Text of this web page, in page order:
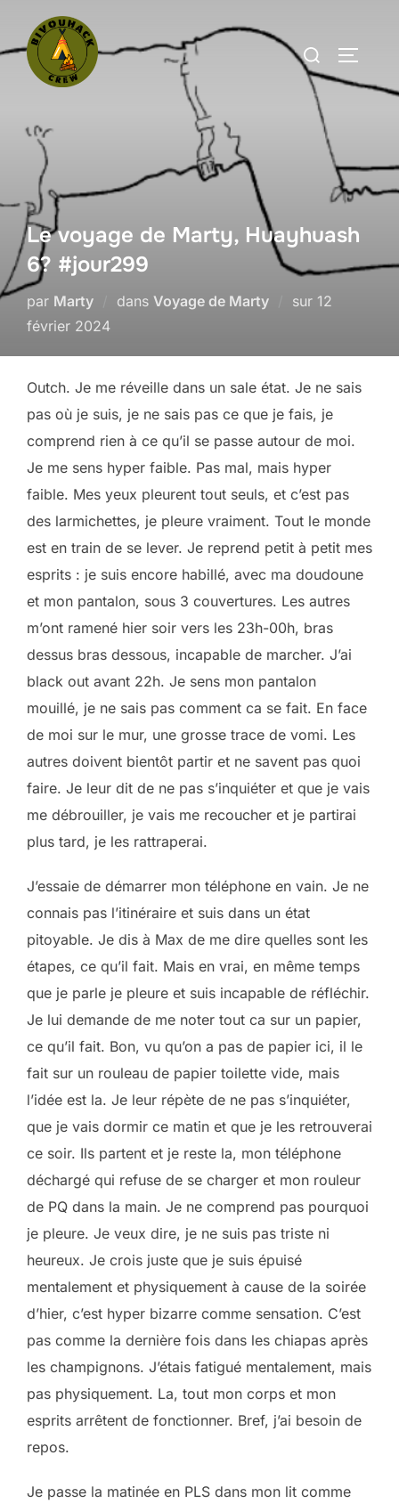
contenu
Rechercher :
Le voyage de Marty, Huayhuash
6? #jour299
par Marty dans Voyage de Marty sur Publié
12
février 2024
Outch. Je me réveille dans un sale état. Je ne sais
pas où je suis, je ne sais pas ce que je fais, je
comprend rien à ce qu’il se passe autour de moi.
Je me sens hyper faible. Pas mal, mais hyper
faible. Mes yeux pleurent tout seuls, et c’est pas
des larmichettes, je pleure vraiment. Tout le monde
est en train de se lever. Je reprend petit à petit mes
esprits : je suis encore habillé, avec ma doudoune
et mon pantalon, sous 3 couvertures. Les autres
m’ont ramené hier soir vers les 23h-00h, bras
dessus bras dessous, incapable de marcher. J’ai
black out avant 22h. Je sens mon pantalon
mouillé, je ne sais pas comment ca se fait. En face
de moi sur le mur, une grosse trace de vomi. Les
autres doivent bientôt partir et ne savent pas quoi
faire. Je leur dit de ne pas s’inquiéter et que je vais
me débrouiller, je vais me recoucher et je partirai
plus tard, je les rattraperai.
J’essaie de démarrer mon téléphone en vain. Je ne
connais pas l’itinéraire et suis dans un état
pitoyable. Je dis à Max de me dire quelles sont les
étapes, ce qu’il fait. Mais en vrai, en même temps
que je parle je pleure et suis incapable de réfléchir.
Je lui demande de me noter tout ca sur un papier,
ce qu’il fait. Bon, vu qu’on a pas de papier ici, il le
fait sur un rouleau de papier toilette vide, mais
l’idée est la. Je leur répète de ne pas s’inquiéter,
que je vais dormir ce matin et que je les retrouverai
ce soir. Ils partent et je reste la, mon téléphone
déchargé qui refuse de se charger et mon rouleur
de PQ dans la main. Je ne comprend pas pourquoi
je pleure. Je veux dire, je ne suis pas triste ni
heureux. Je crois juste que je suis épuisé
mentalement et physiquement à cause de la soirée
d’hier, c’est hyper bizarre comme sensation. C’est
pas comme la dernière fois dans les chiapas après
les champignons. J’étais fatigué mentalement, mais
pas physiquement. La, tout mon corps et mon
esprits arrêtent de fonctionner. Bref, j’ai besoin de
repos.
Je passe la matinée en PLS dans mon lit comme